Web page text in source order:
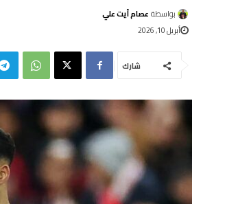
بواسطة عصام أيت علي
أبريل 10, 2026
شارك